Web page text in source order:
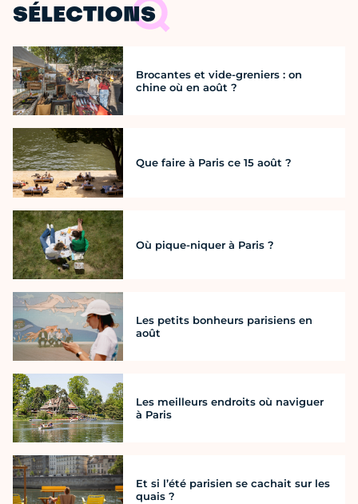
SÉLECTIONS
Brocantes et vide-greniers : on
chine où en août ?
Que faire à Paris ce 15 août ?
Où pique-niquer à Paris ?
Les petits bonheurs parisiens en
août
Les meilleurs endroits où naviguer
à Paris
Et si l’été parisien se cachait sur les
quais ?